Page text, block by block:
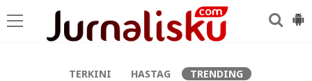
TERKINI HASTAG TRENDING